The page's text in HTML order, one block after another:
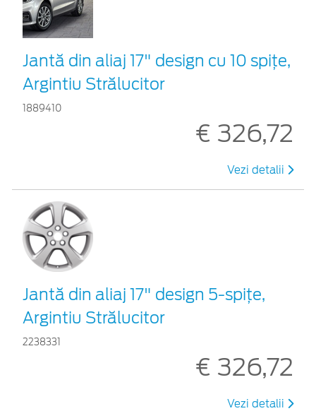
Jantă din aliaj 17" design cu 10 spiţe,
Argintiu Strălucitor
1889410
€ 326,72
Vezi detalii
Jantă din aliaj 17" design 5-spiţe,
Argintiu Strălucitor
2238331
€ 326,72
Vezi detalii